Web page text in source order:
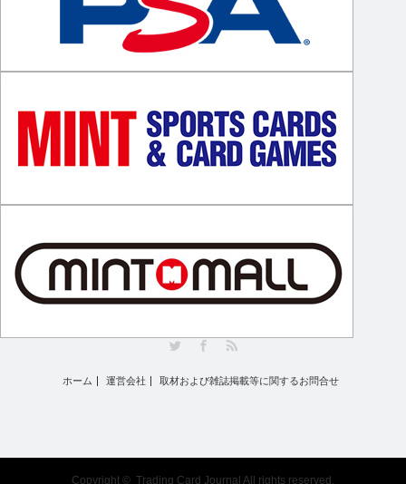
ホーム 運営会社 取材および雑誌掲載等に関するお問合せ
Copyright © Trading Card Journal All rights reserved.